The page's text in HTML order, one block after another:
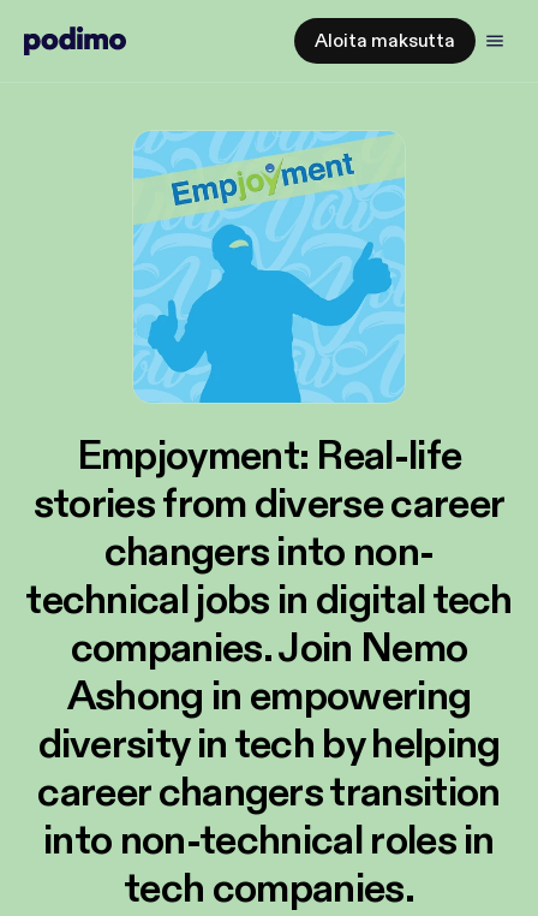
Aloita maksutta
Empjoyment: Real-life
stories from diverse career
changers into non-
technical jobs in digital tech
companies. Join Nemo
Ashong in empowering
diversity in tech by helping
career changers transition
into non-technical roles in
tech companies.